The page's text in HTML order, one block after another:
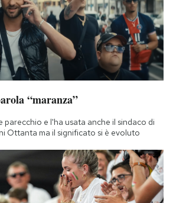
“maranza”
parecchio e l'ha usata anche il sindaco di
Ottanta ma il significato si è evoluto